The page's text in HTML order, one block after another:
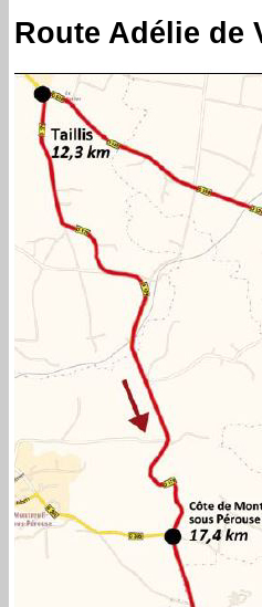
Route Adélie de